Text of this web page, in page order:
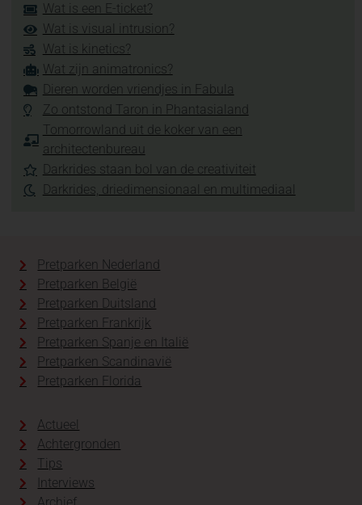
Wat is een E-ticket?
Wat is visual intrusion?
Wat is kinetics?
Wat zijn animatronics?
Dieren worden vriendjes in Fabula
Zo ontstond Taron in Phantasialand
Tomorrowland uit de koker van een
architectenbureau
Darkrides staan bol van de creativiteit
Darkrides, driedimensionaal en multimediaal
Pretparken Nederland
Pretparken België
Pretparken Duitsland
Pretparken Frankrijk
Pretparken Spanje en Italië
Pretparken Scandinavië
Pretparken Florida
Actueel
Achtergronden
Tips
Interviews